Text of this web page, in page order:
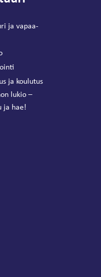
ja vapaa-
ja koulutus
lukio –
ja hae!